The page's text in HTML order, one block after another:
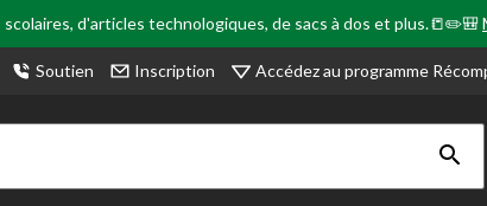
d'articles technologiques, de sacs à dos et plus.📒✏️🎒
Soutien Inscription Accédez au programme